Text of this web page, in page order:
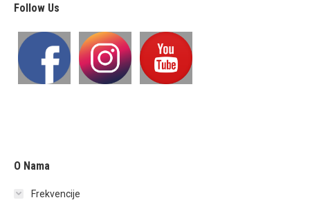
Follow Us
O Nama
Frekvencije